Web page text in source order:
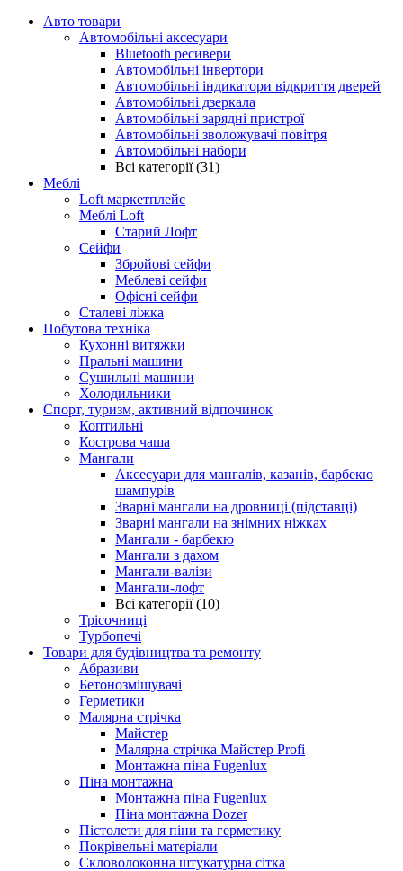
Авто товари
Автомобільні аксесуари
Bluetooth ресивери
Автомобільні інвертори
Автомобільні індикатори відкриття дверей
Автомобільні дзеркала
Автомобільні зарядні пристрої
Автомобільні зволожувачі повітря
Автомобільні набори
Всі категорії (31)
Меблі
Loft маркетплейс
Меблі Loft
Старий Лофт
Сейфи
Збройові сейфи
Меблеві сейфи
Офісні сейфи
Сталеві ліжка
Побутова техніка
Кухонні витяжки
Пральні машини
Сушильні машини
Холодильники
Спорт, туризм, активний відпочинок
Коптильні
Кострова чаша
Мангали
Аксесуари для мангалів, казанів, барбекю
шампурів
Зварні мангали на дровниці (підставці)
Зварні мангали на знімних ніжках
Мангали - барбекю
Мангали з дахом
Мангали-валізи
Мангали-лофт
Всі категорії (10)
Трісочниці
Турбопечі
Товари для будівництва та ремонту
Абразиви
Бетонозмішувачі
Герметики
Малярна стрічка
Майстер
Малярна стрічка Майстер Profi
Монтажна піна Fugenlux
Піна монтажна
Монтажна піна Fugenlux
Піна монтажна Dozer
Пістолети для піни та герметику
Покрівельні матеріали
Скловолоконна штукатурна сітка